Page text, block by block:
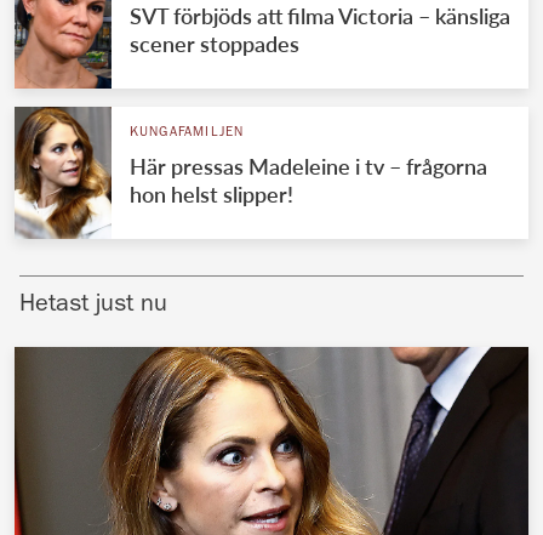
UTLÄNDSKT
VÄRLDENS KUNGAHUS
Svenska kungahuset
Brittiska kungahuset
Nederländska kungahuset
Belgiska kungahuset
Jordanska kungahuset
Luxemburgska storhertighuset
REDAKTION
SVT förbjöds att filma Victoria – känsliga
scener stoppades
KUNGAFAMILJEN
Här pressas Madeleine i tv – frågorna
hon helst slipper!
Hetast just nu